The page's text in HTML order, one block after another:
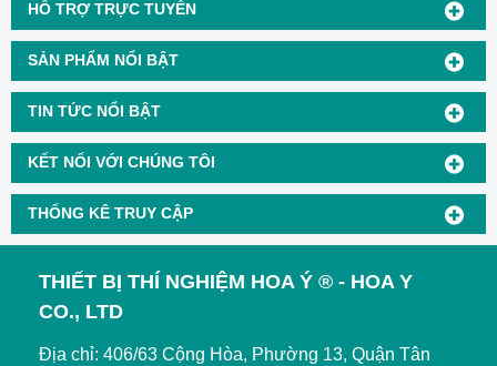
HỖ TRỢ TRỰC TUYẾN
SẢN PHẨM NỔI BẬT
TIN TỨC NỔI BẬT
KẾT NỐI VỚI CHÚNG TÔI
THỐNG KÊ TRUY CẬP
THIẾT BỊ THÍ NGHIỆM HOA Ý ® - HOA Y
CO., LTD
Địa chỉ: 406/63 Cộng Hòa, Phường 13, Quận Tân